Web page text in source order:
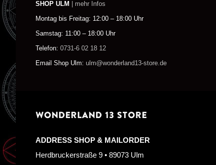
SHOP ULM | mehr Infos
Montag bis Freitag: 12:00 – 18:00 Uhr
Samstag: 11:00 – 18:00 Uhr
Telefon: 0731-6 02 18 12
Email Shop Ulm: ulm@wonderland13-store.de
WONDERLAND 13 STORE
ADDRESS SHOP & MAILORDER
Herdbruckerstraße 9 • 89073 Ulm